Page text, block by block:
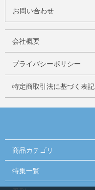
お問い合わせ
会社概要
プライバシーポリシー
特定商取引法に基づく表記
商品カテゴリ
特集一覧